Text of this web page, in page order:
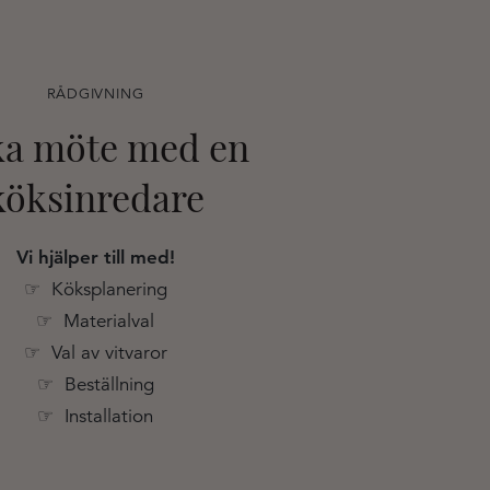
RÅDGIVNING
möte med en
Vi hjälper till med!
☞ Köksplanering
☞ Materialval
☞ Val av vitvaror
☞ Beställning
☞ Installation